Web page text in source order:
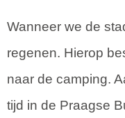
Wanneer we de
regenen. Hierop
naar de camping.
tijd in de Praagse